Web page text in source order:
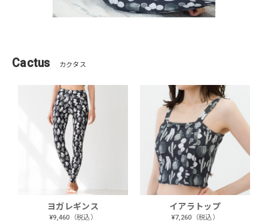
Cactus カクタス
ヨガレギンス
¥9,460（税込）
イアラトップ
¥7,260（税込）